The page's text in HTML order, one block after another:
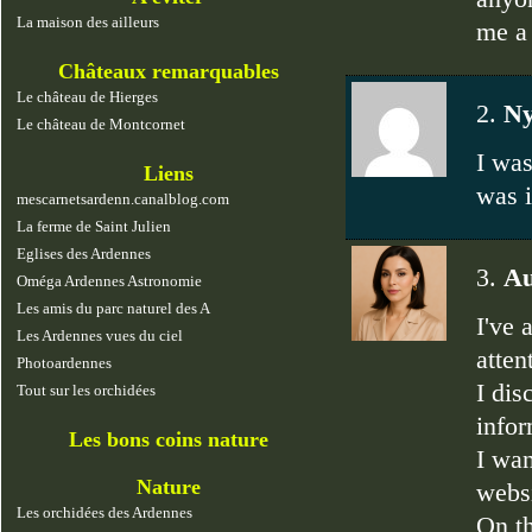
La maison des ailleurs
Châteaux remarquables
Le château de Hierges
Le château de Montcornet
Liens
mescarnetsardenn.canalblog.com
La ferme de Saint Julien
Eglises des Ardennes
Oméga Ardennes Astronomie
Les amis du parc naturel des A
Les Ardennes vues du ciel
Photoardennes
Tout sur les orchidées
Les bons coins nature
Nature
Les orchidées des Ardennes
me
2.
I
wаs
3.
I've
I
I
On